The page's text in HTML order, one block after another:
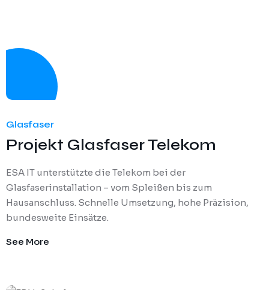
Glasfaser
Projekt Glasfaser Telekom
ESA IT unterstützte die Telekom bei der
Glasfaserinstallation – vom Spleißen bis zum
Hausanschluss. Schnelle Umsetzung, hohe Präzision,
bundesweite Einsätze.
See More